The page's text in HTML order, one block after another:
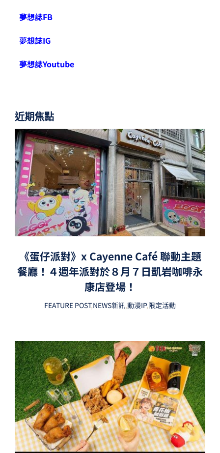
夢想誌FB
夢想誌IG
夢想誌Youtube
近期焦點
《蛋仔派對》x Cayenne Café 聯動主題
餐廳！４週年派對於８月７日凱岩咖啡永
康店登場！
FEATURE POST,NEWS新訊,動漫IP,限定活動